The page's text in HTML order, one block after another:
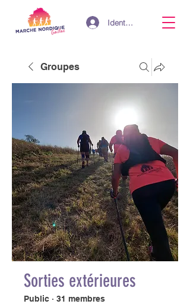
Identifiant
Groupes
Sorties extérieures
Public · 31 membres